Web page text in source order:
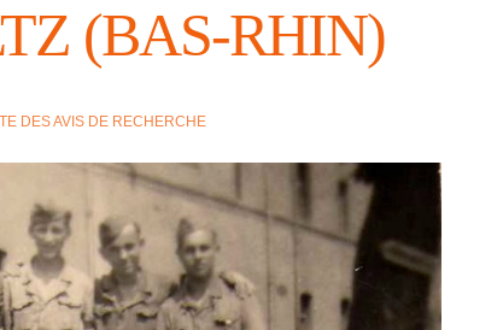
(BAS-RHIN)
DES AVIS DE RECHERCHE